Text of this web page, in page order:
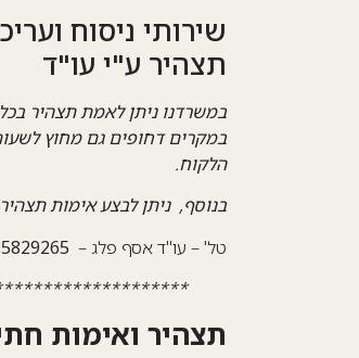
שירותי ניסוח
תצהיר ע"י עו"ד
במשרדנו ניתן לאמת תצהיר
במקרים דחופים גם מחוץ
הלקוח.
בנוסף, ניתן לבצע אימות
טל' – עו"ד אסף פלג–
תצהיר ואימות